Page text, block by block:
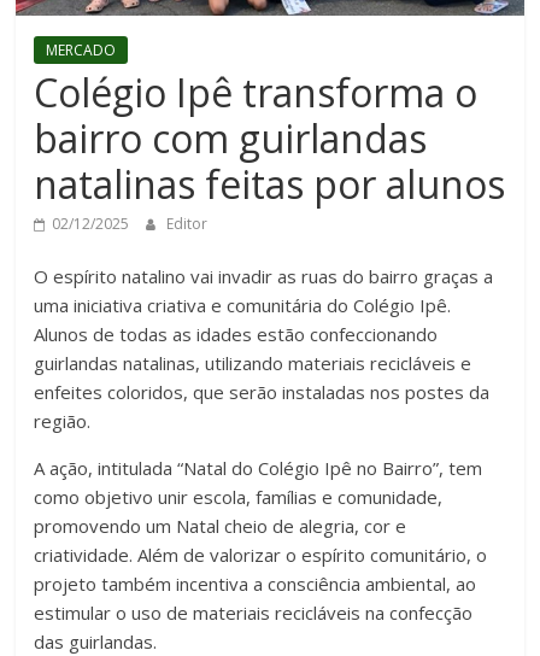
MERCADO
Colégio Ipê transforma o
bairro com guirlandas
natalinas feitas por alunos
02/12/2025 Editor
O espírito natalino vai invadir as ruas do bairro graças a
uma iniciativa criativa e comunitária do Colégio Ipê.
Alunos de todas as idades estão confeccionando
guirlandas natalinas, utilizando materiais recicláveis e
enfeites coloridos, que serão instaladas nos postes da
região.
A ação, intitulada “Natal do Colégio Ipê no Bairro”, tem
como objetivo unir escola, famílias e comunidade,
promovendo um Natal cheio de alegria, cor e
criatividade. Além de valorizar o espírito comunitário, o
projeto também incentiva a consciência ambiental, ao
estimular o uso de materiais recicláveis na confecção
das guirlandas.